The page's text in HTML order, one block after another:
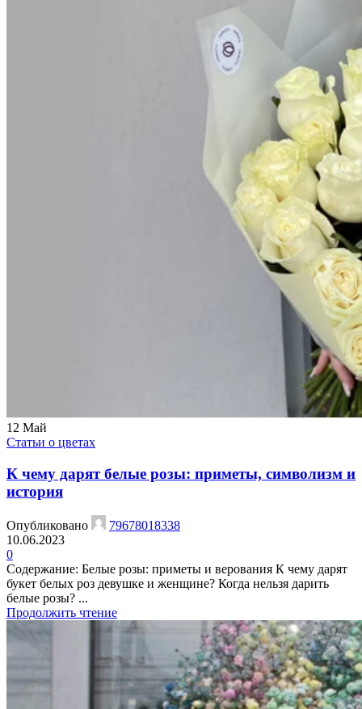
12 Май
Статьи о цветах
К чему дарят белые розы: приметы, символизм и
история
Опубликовано
79678018338
10.06.2023
0
Содержание: Белые розы: приметы и верования К чему дарят
букет белых роз девушке и женщине? Когда нельзя дарить
белые розы? ...
Продолжить чтение